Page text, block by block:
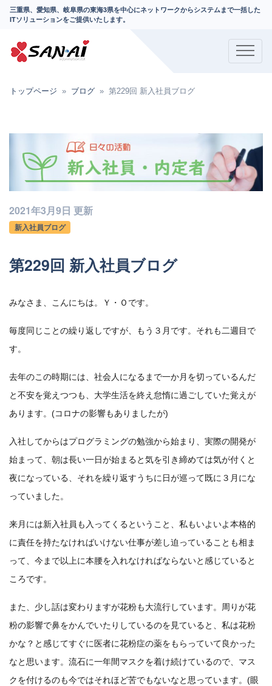
三重県、愛知県、岐阜県の東海3県を中心にネットワークからシステムまで一括した
ITソリューションをご提供いたします。
トップページ ブログ 第229回 新入社員ブログ
2021年3月9日 更新
新入社員ブログ
第229回 新入社員ブログ
みなさま、こんにちは。Ｙ・Ｏです。
毎度同じことの繰り返しですが、もう３月です。それも二週目で
す。
去年のこの時期には、社会人になるまで一か月を切っているんだ
と不安を覚えつつも、大学生活を終え怠惰に過ごしていた覚えが
あります。(コロナの影響もありましたが)
入社してからはプログラミングの勉強から始まり、実際の開発が
始まって、朝は長い一日が始まると気を引き締めては気が付くと
夜になっている、それを繰り返すうちに日が巡って既に３月にな
っていました。
来月には新入社員も入ってくるということ、私もいよいよ本格的
に責任を持たなければいけない仕事が差し迫っていることも相ま
って、今まで以上に本腰を入れなければならないと感じていると
ころです。
また、少し話は変わりますが花粉も大流行しています。周りが花
粉の影響で鼻をかんでいたりしているのを見ていると、私は花粉
かな？と感じてすぐに医者に花粉症の薬をもらっていて良かった
なと思います。流石に一年間マスクを着け続けているので、マス
クを付けるのも今ではそれほど苦でもないなと思っています。(眼